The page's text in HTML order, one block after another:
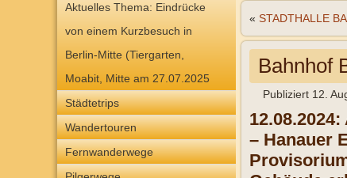
Aktuelles Thema: Eindrücke
von einem Kurzbesuch in
Berlin-Mitte (Tiergarten,
Moabit, Mitte am 27.07.2025
Städtetrips
Wandertouren
Fernwanderwege
« STADTHALLE
Bahnhof
Publiziert 12.
12.08.2024:
– Hanauer